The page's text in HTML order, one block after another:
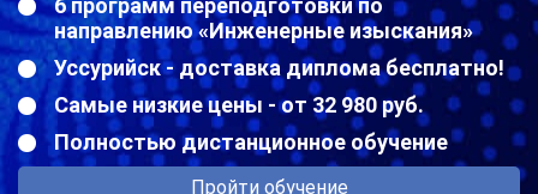
6 программ переподготовки по
направлению «Инженерные изыскания»
Уссурийск - доставка диплома бесплатно!
Самые низкие цены - от 32 980 руб.
Полностью дистанционное обучение
Пройти обучение